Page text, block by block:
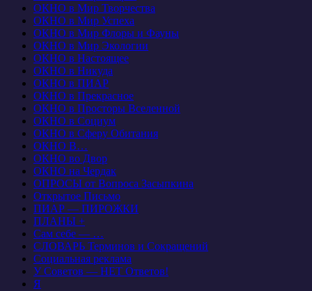
ОКНО в Мир Творчества
ОКНО в Мир Успеха
ОКНО в Мир Флоры и Фауны
ОКНО в Мир Экологии
ОКНО в Настоящее
ОКНО в Никуда
ОКНО в ПИАР
ОКНО в Прекрасное
ОКНО в Просторы Вселенной
ОКНО в Социум
ОКНО в Сферу Обитания
ОКНО В…
ОКНО во Двор
ОКНО на Чердак
ОПРОСЫ от Вопроса Засыпкина
Открытое Письмо
ПИАР — ПИРОЖКИ
ПЛАНЫ +
Сам себе — …
СЛОВАРЬ Терминов и Сокращений
Социальная реклама
У Советов — НЕТ Ответов!
Я